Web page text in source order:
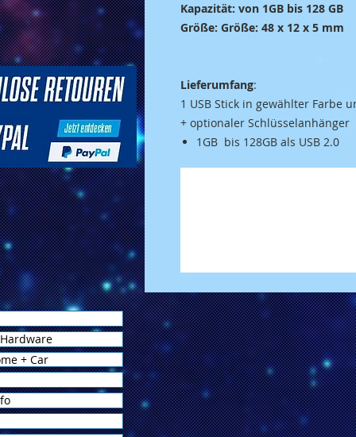
Kapazität: von 1GB bis 128 GB
Größe: Größe: 48 x 12 x 5 mm
Lieferumfang:
1 USB Stick in gewählter Farbe
+ optionaler Schlüsselanhänger
1GB bis 128GB als USB 2.0
+ Car